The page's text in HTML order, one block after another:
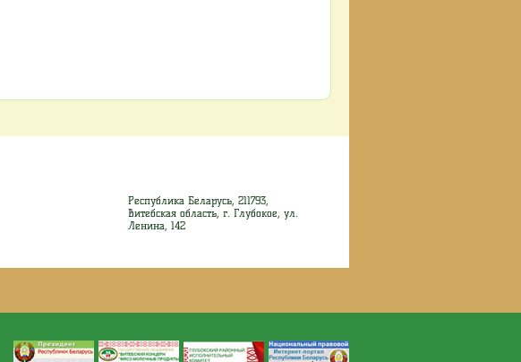
Республика Беларусь, 211793,
Витебская область, г. Глубокое, ул.
Ленина, 142